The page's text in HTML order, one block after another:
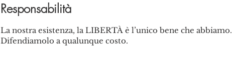
Responsabilità
La nostra esistenza, la LIBERTÀ è l’unico bene che abbiamo.
Difendiamolo a qualunque costo.